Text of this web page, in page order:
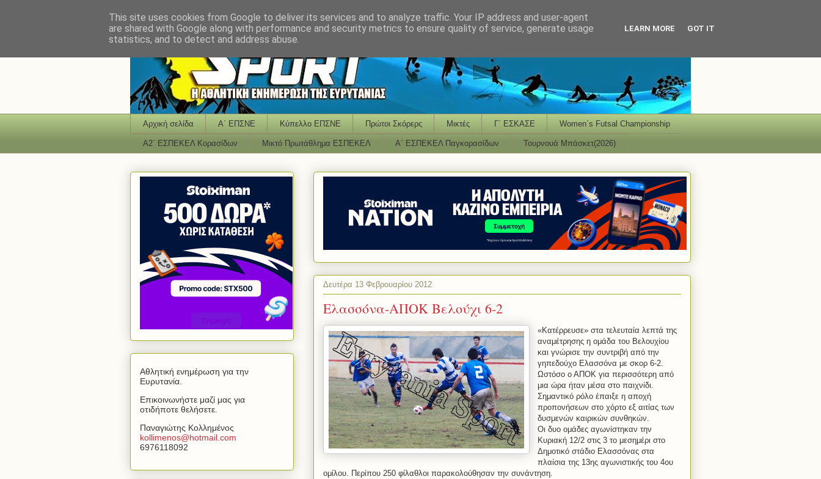
Αρχική σελίδα Α΄ ΕΠΣΝΕ Κύπελλο ΕΠΣΝΕ Πρώτοι Σκόρερς Μικτές Γ΄ ΕΣΚΑΣΕ Women΄s Futsal Championship
Α2΄ ΕΣΠΕΚΕΛ Κορασίδων Μικτό Πρωτάθλημα ΕΣΠΕΚΕΛ Α΄ ΕΣΠΕΚΕΛ Παγκορασίδων Τουρνουά Μπάσκετ(2026)
Δευτέρα 13 Φεβρουαρίου 2012
Ελασσόνα-ΑΠΟΚ Βελούχι 6-2
«Κατέρρευσε» στα τελευταία λεπτά της
αναμέτρησης η ομάδα του Βελουχίου
και γνώρισε την συντριβή από την
γηπεδούχο Ελασσόνα με σκορ 6-2.
Ωστόσο ο ΑΠΟΚ για περισσότερη από
μια ώρα ήταν μέσα στο παιχνίδι.
Σημαντικό ρόλο έπαιξε η αποχή
προπονήσεων στο χόρτο εξ αιτίας των
δυσμενών καιρικών συνθηκών.
Οι δυο ομάδες αγωνίστηκαν την
Κυριακή 12/2 στις 3 το μεσημέρι στο
Δημοτικό στάδιο Ελασσόνας στα
πλαίσια της 13ης αγωνιστικής του 4ου
ομίλου. Περίπου 250 φίλαθλοι παρακολούθησαν την συνάντηση.
Αθλητική ενημέρωση για την
Ευρυτανία.
Επικοινωνήστε μαζί μας για
οτιδήποτε θελήσετε.
Παναγιώτης Κολλημένος
kollimenos@hotmail com
6976118092
This site uses cookies from Google to deliver its services and to analyze traffic. Your IP address and user-agent
are shared with Google along with performance and security metrics to ensure quality of service, generate usage
statistics, and to detect and address abuse.
LEARN MORE GOT IT